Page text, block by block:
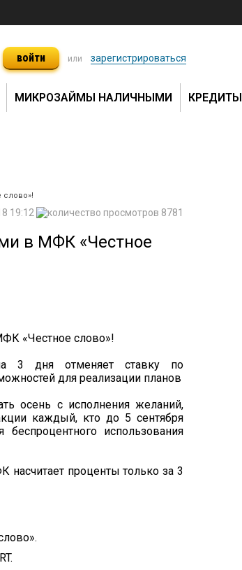
войти или зарегистрироваться
МИКРОЗАЙМЫ НАЛИЧНЫМИ КРЕДИТЫ
слово»!
8781
19:12
в МФК «Честное
3 дня отменяет ставку по
для реализации планов
осень с исполнения желаний,
каждый, кто до 5 сентября
использования
насчитает проценты только за 3